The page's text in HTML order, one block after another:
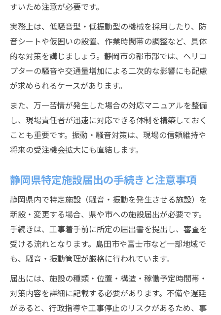
すいため注意が必要です。
実務上は、低騒音型・低振動型の機械を採用したり、防
音シートや仮囲いの設置、作業時間帯の調整など、具体
的な対策を講じましょう。静岡市の都市部では、ヘリコ
プターの騒音や交通量増加による二次的な影響にも配慮
が求められるケースがあります。
また、万一苦情が発生した場合の対応マニュアルを整備
し、現場責任者が迅速に対応できる体制を構築しておく
ことも重要です。振動・騒音対策は、現場の信頼維持や
将来の受注機会拡大にも直結します。
静岡県特定施設届出の手続きと注意事項
静岡県内で特定施設（騒音・振動を発生させる施設）を
新設・変更する場合、県や市への施設届出が必要です。
手続きは、工事着手前に所定の届出書を提出し、審査を
受ける流れとなります。島田市や富士市など一部地域で
も、騒音・振動管理が厳格に行われています。
届出には、施設の種類・位置・構造・稼働予定時間帯・
対策内容を詳細に記載する必要があります。不備や遅延
があると、行政指導や工事停止のリスクがあるため、事